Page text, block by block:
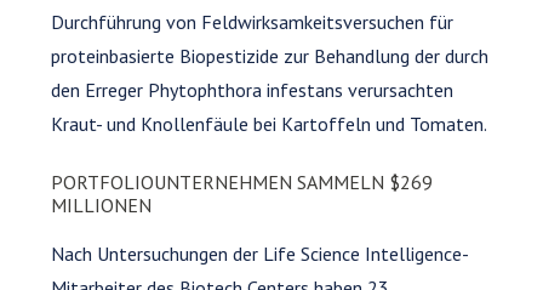
Durchführung von Feldwirksamkeitsversuchen für
proteinbasierte Biopestizide zur Behandlung der durch
den Erreger Phytophthora infestans verursachten
Kraut- und Knollenfäule bei Kartoffeln und Tomaten.
PORTFOLIOUNTERNEHMEN SAMMELN $269
MILLIONEN
Nach Untersuchungen der Life Science Intelligence-